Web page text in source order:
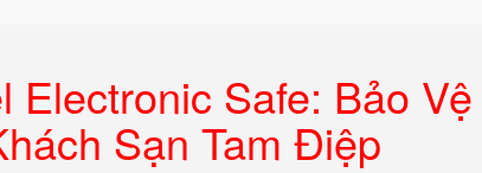
Electronic Safe: Bảo
Sạn Tam Điệp